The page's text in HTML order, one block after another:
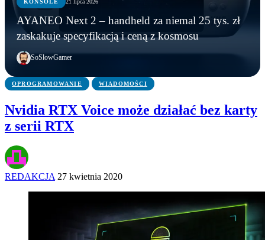
AYANEO Next 2 – handheld za niemal 25 tys. zł
zaskakuje specyfikacją i ceną z kosmosu
SoSlowGamer
KONSOLE
Marvel’s Wolverine z mikrotransakcjami? Tak
wynika z oceny ESRB
KONSOLE
PS6: nowe funkcje, zmiany w kontrolerze i
możliwa data premiery
KONSOLE
AYANEO Next 2 – handheld za niemal 25 tys. zł
zaskakuje specyfikacją i ceną z kosmosu
OPROGRAMOWANIE WIADOMOŚCI
Nvidia RTX Voice może działać bez karty
z serii RTX
REDAKCJA 27 kwietnia 2020